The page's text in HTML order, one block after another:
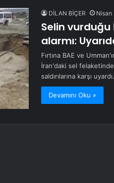
DİLAN BİÇER Nisan
Selin
alarmı:
Fırtına BAE ve
İran'daki sel
saldırılarına karşı uyardı.
Devamını Oku »